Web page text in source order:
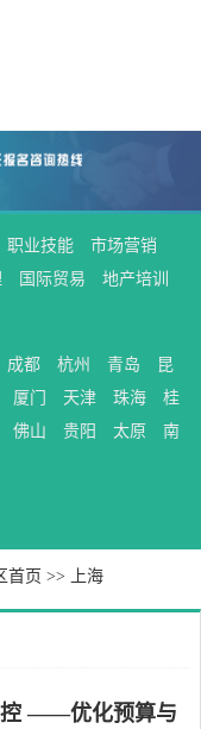
职业技能
市场营销
国际贸易
地产培训
成都 杭州 青岛
昆
厦门 天津 珠海
桂
佛山 贵阳 太原
南
首页 >> 上海
控 ——优化预算与